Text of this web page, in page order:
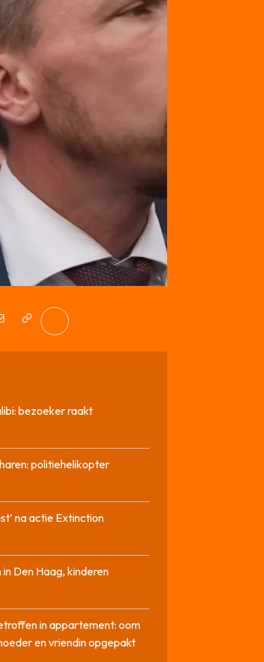
bezoeker raakt
politiehelikopter
na actie Extinction
Den Haag, kinderen
in appartement: oom
en vriendin opgepakt